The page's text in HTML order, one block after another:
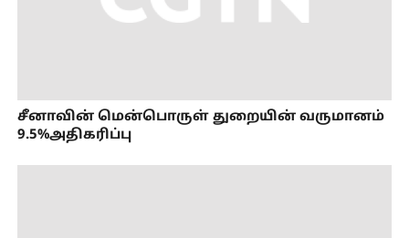
சீனாவின் மென்பொருள் துறையின் வருமானம்
9.5%அதிகரிப்பு